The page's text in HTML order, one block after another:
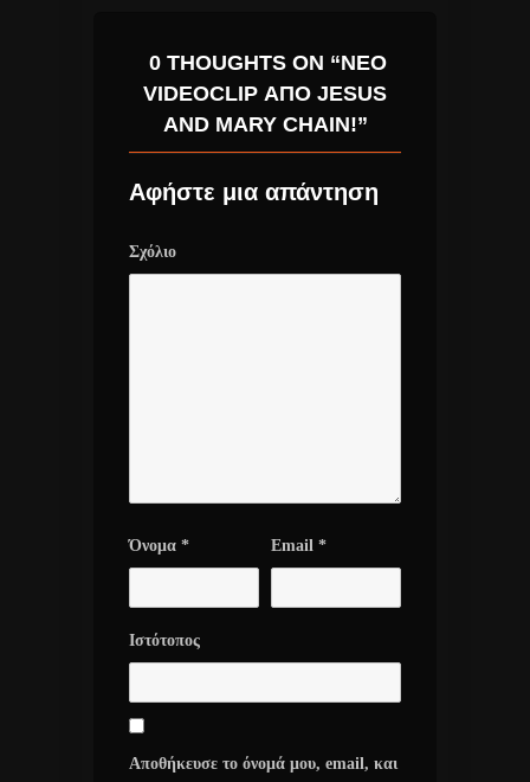
0 THOUGHTS ON “NEO
VIDEOCLIP ΑΠΟ JESUS
AND MARY CHAIN!”
Αφήστε μια απάντηση
Σχόλιο
Όνομα * Email *
Ιστότοπος
Αποθήκευσε το όνομά μου, email, και